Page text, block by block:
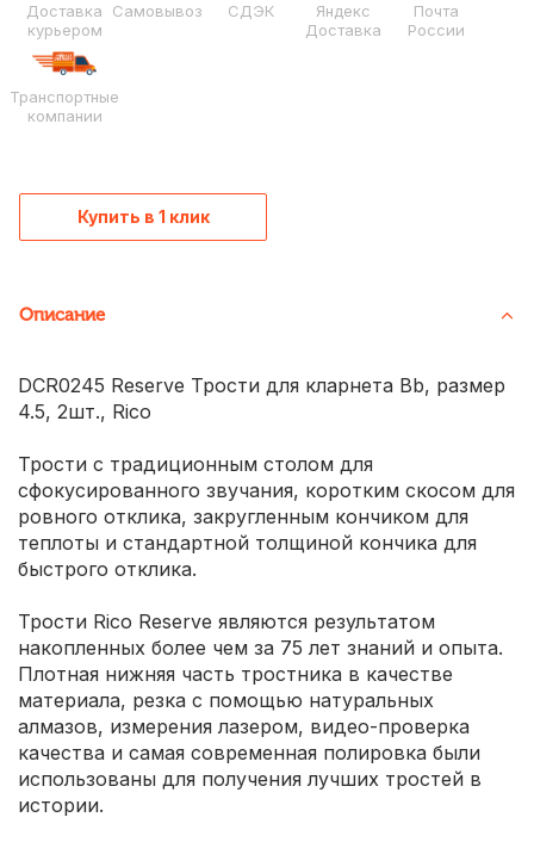
Доставка
курьером
Самовывоз СДЭК
Яндекс
Доставка
Почта
России
Транспортные
компании
Купить в 1 клик
Описание
DCR0245 Reserve Трости для кларнета Bb, размер
4.5, 2шт., Rico
Трости с традиционным столом для
сфокусированного звучания, коротким скосом для
ровного отклика, закругленным кончиком для
теплоты и стандартной толщиной кончика для
быстрого отклика.
Трости Rico Reserve являются результатом
накопленных более чем за 75 лет знаний и опыта.
Плотная нижняя часть тростника в качестве
материала, резка с помощью натуральных
алмазов, измерения лазером, видео-проверка
качества и самая современная полировка были
использованы для получения лучших тростей в
истории.